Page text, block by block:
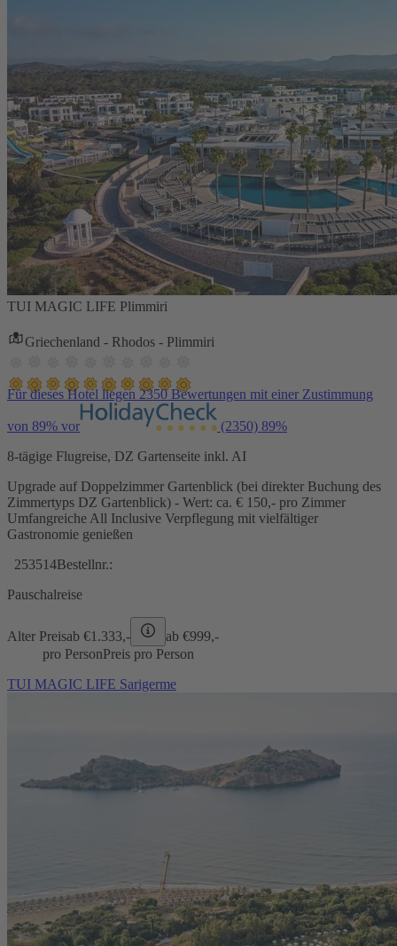
TUI MAGIC LIFE Plimmiri
Griechenland - Rhodos - Plimmiri
Für dieses Hotel liegen 2350 Bewertungen mit einer Zustimmung
von 89% vor (2350) 89%
8-tägige Flugreise, DZ Gartenseite inkl. AI
Upgrade auf Doppelzimmer Gartenblick (bei direkter Buchung des
Zimmertyps DZ Gartenblick) - Wert: ca. € 150,- pro Zimmer
Umfangreiche All Inclusive Verpflegung mit vielfältiger
Gastronomie genießen
253514Bestellnr.:
Pauschalreise
Alter Preisab €1.333,- ab €999,-
pro PersonPreis pro Person
TUI MAGIC LIFE Sarigerme